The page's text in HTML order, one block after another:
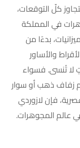
كلّ التوقعات،
في المملكة
بدءًا من
والأساور
لا تُنسى. فسواء
زفاف ذهب أو سوار
عصرية، فإن لازوردي
عالم المجوهرات.